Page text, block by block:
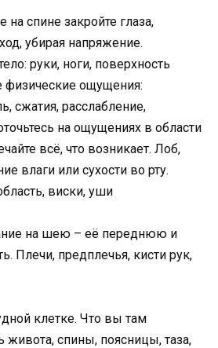
на спине закройте глаза,
убирая напряжение.
руки, ноги, поверхность
физические ощущения:
сжатия, расслабление,
на ощущениях в области
всё, что возникает. Лоб,
влаги или сухости во рту.
виски, уши
на шею – её переднюю и
Плечи, предплечья, кисти рук,
клетке. Что вы там
живота, спины, поясницы, таза,